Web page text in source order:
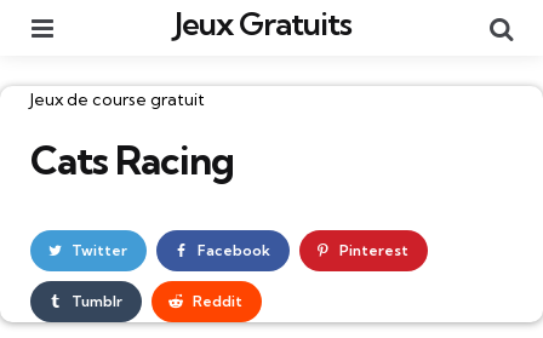
Jeux Gratuits
Catégories
Jeux de course gratuit
Cats Racing
Twitter Facebook Pinterest
Tumblr Reddit